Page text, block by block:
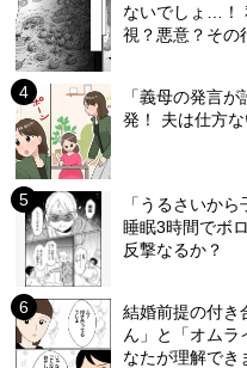
ないでしょ…！
視？悪意？その
「義母の発言
発！ 夫は仕方
「うるさいか
睡眠3時間でボ
反撃なるか？
結婚前提の付
ん」と「オムラ
なたが理解でき